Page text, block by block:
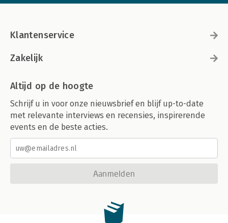
Klantenservice
Zakelijk
Altijd op de hoogte
Schrijf u in voor onze nieuwsbrief en blijf up-to-date
met relevante interviews en recensies, inspirerende
events en de beste acties.
Aanmelden